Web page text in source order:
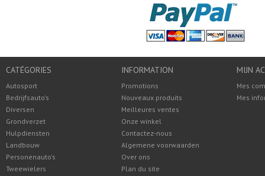
CATÉGORIES
Autosport
Bedrijfsauto's
Diversen
Grondverzet
Hulpdiensten
Landbouw
Personenauto's
Tweewielers
INFORMATION
Promotions
Nouveaux produits
Meilleures ventes
Onze winkel
Contactez-nous
Algemene voorwaarden
Over ons
Plan du site
MIJN
Mes
Mes